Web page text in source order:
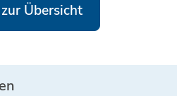
Übersicht